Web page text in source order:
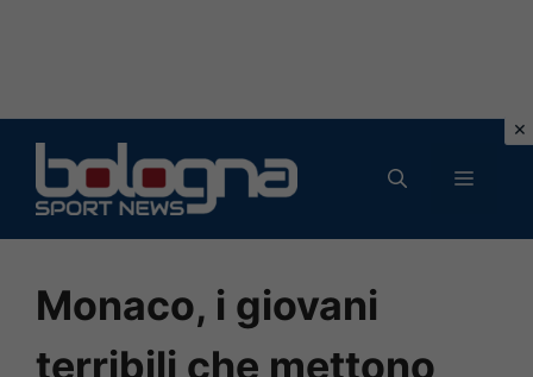
contenuto
MENU
Monaco, i giovani
terribili che mettono